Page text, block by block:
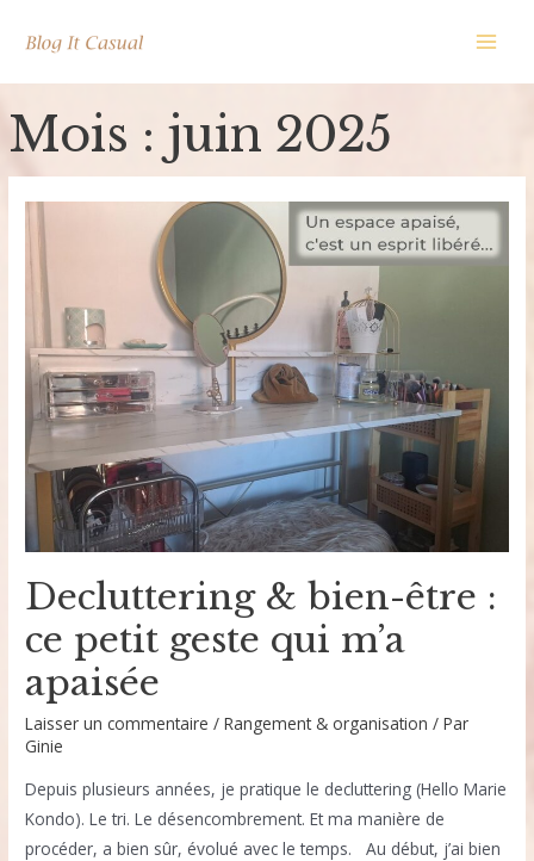
Mois :juin 2025
Decluttering & bien-être :
ce petit geste qui m’a
apaisée
Laisser un commentaire /Rangement & organisation / Par
Ginie
Depuis plusieurs années, je pratique le decluttering (Hello Marie
Kondo). Le tri. Le désencombrement. Et ma manière de
procéder, a bien sûr, évolué avec le temps. Au début, j’ai bien